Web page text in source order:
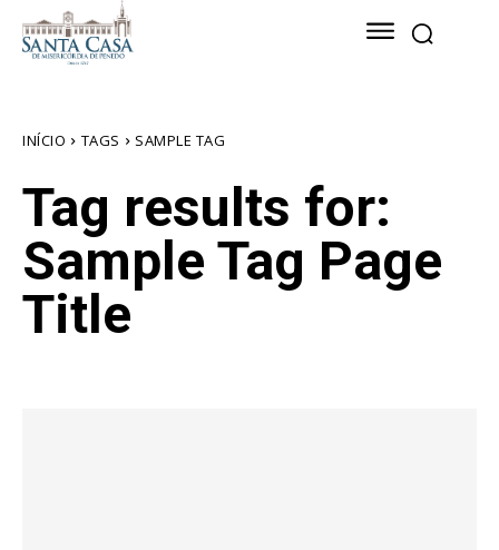
INÍCIO TAGS SAMPLE TAG
Tag results for:
Sample Tag Page
Title